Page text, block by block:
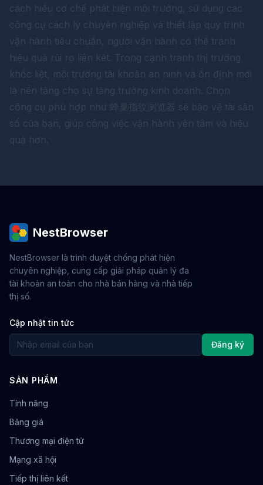
cách hiểu cơ chế phát hiện môi trường, sử dụng các
công cụ cách ly chuyên nghiệp và thiết lập quy trình
vận hành tiêu chuẩn, người vận hành có thể tránh
hiệu quả rủi ro liên kết. Trong cạnh tranh thị trường
khốc liệt, môi trường tài khoản an ninh và ổn định mới
là nền tảng cho sự tăng trưởng kinh doanh. Chọn
công cụ phù hợp như
蜂巢指纹浏览器
sẽ bảo vệ tài sản
số của bạn, giúp công việc vận hành yên tâm và hiệu
quả hơn.
NestBrowser
NestBrowser là trình duyệt chống phát hiện
chuyên nghiệp, cung cấp giải pháp quản lý đa
tài khoản an toàn cho nhà bán hàng và nhà tiếp
thị số.
Cập nhật tin tức
Đăng ký
SẢN PHẨM
Tính năng
Bảng giá
Thương mại điện tử
Mạng xã hội
Tiếp thị liên kết